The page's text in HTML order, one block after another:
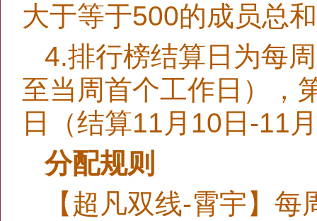
大于等于500的成员总
4.排行榜结算日为每
至当周首个工作日），
日（结算11月10日-11
分配规则
【超凡双线-霄宇】